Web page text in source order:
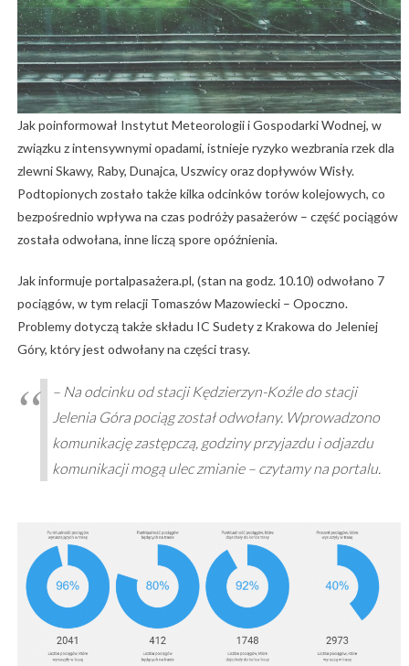
Jak poinformował Instytut Meteorologii i Gospodarki Wodnej, w
związku z intensywnymi opadami, istnieje ryzyko wezbrania rzek dla
zlewni Skawy, Raby, Dunajca, Uszwicy oraz dopływów Wisły.
Podtopionych zostało także kilka odcinków torów kolejowych, co
bezpośrednio wpływa na czas podróży pasażerów – część pociągów
została odwołana, inne liczą spore opóźnienia.
Jak informuje portalpasażera.pl, (stan na godz. 10.10) odwołano 7
pociągów, w tym relacji Tomaszów Mazowiecki – Opoczno.
Problemy dotyczą także składu IC Sudety z Krakowa do Jeleniej
Góry, który jest odwołany na części trasy.
– Na odcinku od stacji Kędzierzyn-Koźle do stacji
Jelenia Góra pociąg został odwołany. Wprowadzono
komunikację zastępczą, godziny przyjazdu i odjazdu
komunikacji mogą ulec zmianie – czytamy na portalu.